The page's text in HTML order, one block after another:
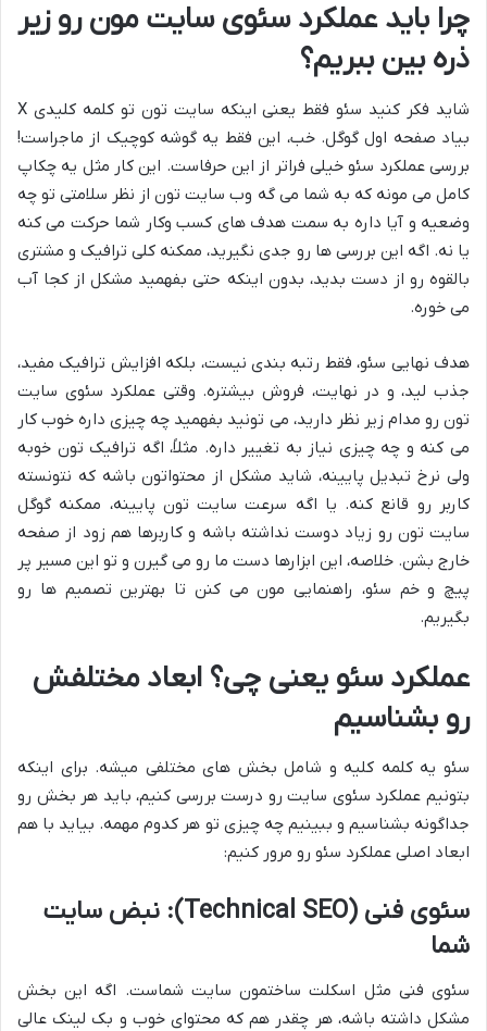
چرا باید عملکرد سئوی سایت مون رو زیر
ذره بین ببریم؟
شاید فکر کنید سئو فقط یعنی اینکه سایت تون تو کلمه کلیدی X
بیاد صفحه اول گوگل. خب، این فقط یه گوشه کوچیک از ماجراست!
بررسی عملکرد سئو خیلی فراتر از این حرفاست. این کار مثل یه چکاپ
کامل می مونه که به شما می گه وب سایت تون از نظر سلامتی تو چه
وضعیه و آیا داره به سمت هدف های کسب وکار شما حرکت می کنه
یا نه. اگه این بررسی ها رو جدی نگیرید، ممکنه کلی ترافیک و مشتری
بالقوه رو از دست بدید، بدون اینکه حتی بفهمید مشکل از کجا آب
می خوره.
هدف نهایی سئو، فقط رتبه بندی نیست، بلکه افزایش ترافیک مفید،
جذب لید، و در نهایت، فروش بیشتره. وقتی عملکرد سئوی سایت
تون رو مدام زیر نظر دارید، می تونید بفهمید چه چیزی داره خوب کار
می کنه و چه چیزی نیاز به تغییر داره. مثلاً، اگه ترافیک تون خوبه
ولی نرخ تبدیل پایینه، شاید مشکل از محتواتون باشه که نتونسته
کاربر رو قانع کنه. یا اگه سرعت سایت تون پایینه، ممکنه گوگل
سایت تون رو زیاد دوست نداشته باشه و کاربرها هم زود از صفحه
خارج بشن. خلاصه، این ابزارها دست ما رو می گیرن و تو این مسیر پر
پیچ و خم سئو، راهنمایی مون می کنن تا بهترین تصمیم ها رو
بگیریم.
عملکرد سئو یعنی چی؟ ابعاد مختلفش
رو بشناسیم
سئو یه کلمه کلیه و شامل بخش های مختلفی میشه. برای اینکه
بتونیم عملکرد سئوی سایت رو درست بررسی کنیم، باید هر بخش رو
جداگونه بشناسیم و ببینیم چه چیزی تو هر کدوم مهمه. بیاید با هم
ابعاد اصلی عملکرد سئو رو مرور کنیم:
سئوی فنی (Technical SEO): نبض سایت
شما
سئوی فنی مثل اسکلت ساختمون سایت شماست. اگه این بخش
مشکل داشته باشه، هر چقدر هم که محتوای خوب و بک لینک عالی